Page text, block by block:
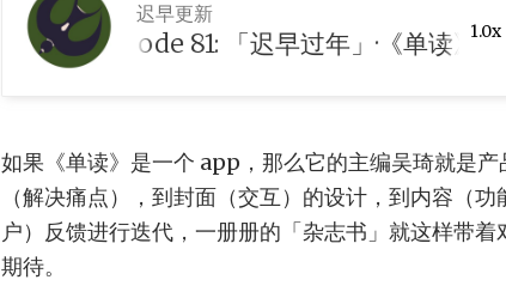
迟早更新
Episode 81: 「迟早过年」·《单读》 1.0x
如果《单读》是一个 app，那么它的主编吴琦就是
（解决痛点），到封面（交互）的设计，到内容（
户）反馈进行迭代，一册册的「杂志书」就这样带
期待。